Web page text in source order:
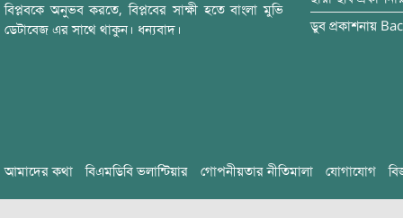
বিপ্লবকে অনুভব করতে, বিপ্লবের সাক্ষী হতে বাংলা মুভি
ডেটাবেজ এর সাথে থাকুন। ধন্যবাদ।
ডুব প্রকাশনায়
আমাদের কথা বিএমডিবি ভলান্টিয়ার গোপনীয়তার নীতিমালা যোগাযোগ